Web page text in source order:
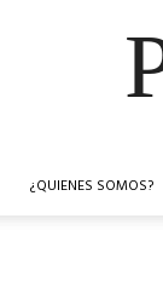
¿QUIENES SOMOS?